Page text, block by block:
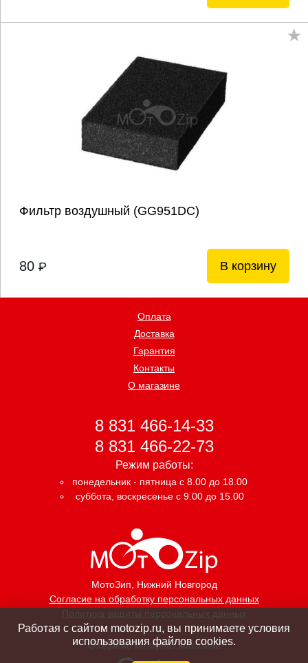
Фильтр воздушный (GG951DC)
80 P В корзину
МотоЗип, Нижний Новгород
Согласие на обработку персональных данных
Политика защиты персональных данных
Оплата
Доставка
Гарантия
Контакты
О магазине
8 831 466-14-33
8 831 466-22-73
Режим работы:
понедельник - пятница с 8.00 до 18.00
суббота, воскресенье с 9.00 до 15.00
Создание интернет магазина
Работая с сайтом motozip.ru, вы принимаете условия
использования файлов cookies.